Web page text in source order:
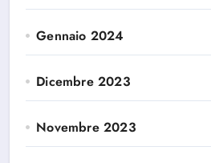
Gennaio 2024
Dicembre 2023
Novembre 2023